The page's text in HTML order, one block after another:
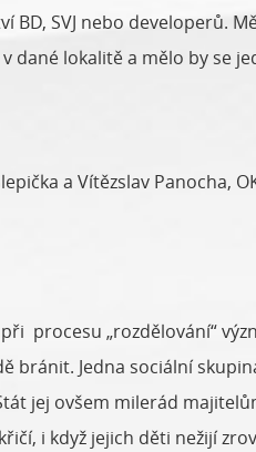
SVJ nebo developerů.
dané lokalitě a mělo by se
a Vítězslav Panocha,
procesu „rozdělování“
bránit. Jedna sociální
jej ovšem milerád
i když jejich děti nežijí